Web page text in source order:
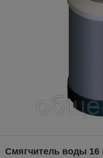
Смягчитель воды 16